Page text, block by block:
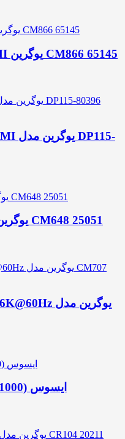
مبدل USB Cبه DUALL HDMI یوگرین CM866 65145
مبدل 3.0 USB به 2.5G/LAN یوگرین CM648 25051
تبدیل یو اس بی3 به لن RJ45) 1000) ایسوس